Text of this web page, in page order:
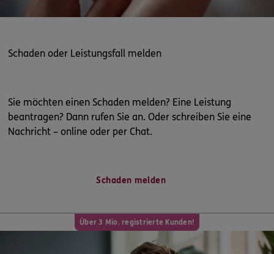
Schaden oder Leistungsfall melden
Sie möchten einen Schaden melden? Eine Leistung
beantragen? Dann rufen Sie an. Oder schreiben Sie eine
Nachricht – online oder per Chat.
Schaden melden
Über 3 Mio. registrierte Kunden!